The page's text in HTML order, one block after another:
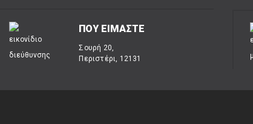
ΠΟΥ ΕΙΜΑΣΤΕ
Σουρή 20,
Περιστέρι, 12131